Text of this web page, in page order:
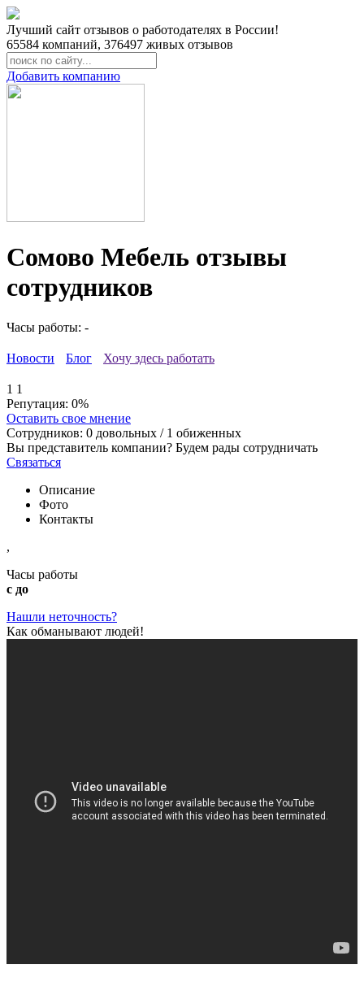
Лучший сайт отзывов о работодателях в России!
65584 компаний, 376497 живых отзывов
Добавить компанию
Сомово Мебель отзывы
сотрудников
Часы работы: -
Новости Блог Хочу здесь работать
1 1
Репутация: 0%
Оставить свое мнение
Сотрудников: 0 довольных / 1 обиженных
Вы представитель компании? Будем рады сотрудничать
Связаться
Описание
Фото
Контакты
,
Часы работы
с до
Нашли неточность?
Как обманывают людей!